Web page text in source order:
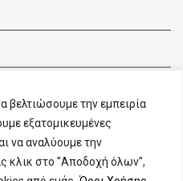
βελτιώσουμε την εμπειρία
εξατομικευμένες
να αναλύουμε την
κλικ στο "Αποδοχή όλων",